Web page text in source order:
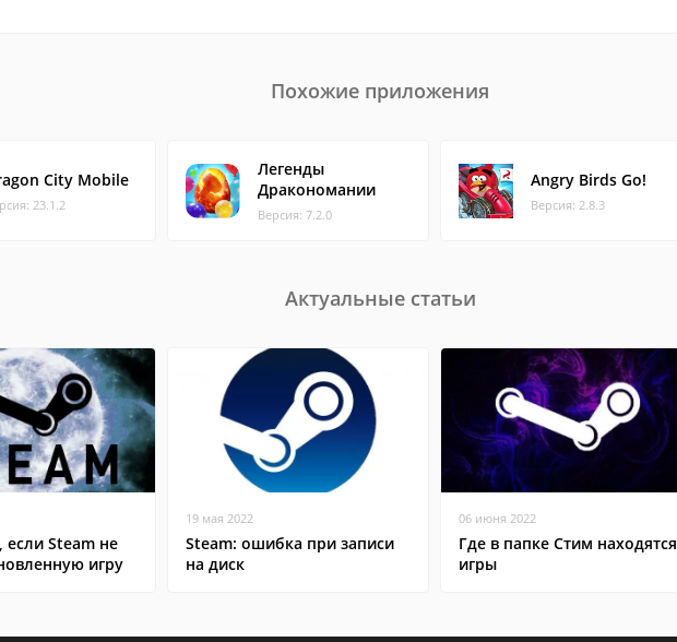
Похожие приложения
City Mobile
23.1.2
Легенды
Дракономании
Версия: 7.2.0
Angry Birds Go!
Версия: 2.8.3
Актуальные статьи
если Steam не
игру
19 мая 2022
Steam: ошибка при записи
на диск
06 июня 2022
Где в папке Стим находятся
игры